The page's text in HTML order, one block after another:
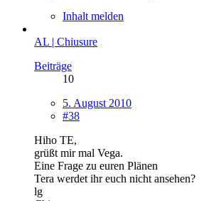
Inhalt melden
AL | Chiusure
Beiträge
10
5. August 2010
#38
Hiho TE,
grüßt mir mal Vega.
Eine Frage zu euren Plänen
Tera werdet ihr euch nicht ansehen?
lg